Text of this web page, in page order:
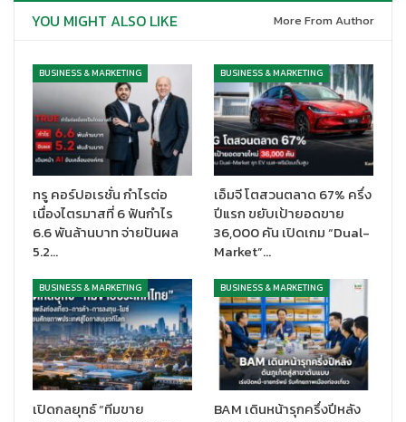
ผลการเจรจาพบว่า ประเทศไทยได้จำนวนงานที่มีศักยภาพหรือความ
กลุ่ม จำนวนนักเดินทาง 21,561 คน และงานประชุมนานาชาติจำนวน 11
งาน จำนวนนักเดินทาง 39,580 คน ประมาณการรายได้เข้าประเทศ
4,035.30 ล้านบาท
“จำนวนนัดหมายและงานที่คาดว่าจะมาจัดในประเทศไทย สะท้อนถึง
ความสนใจและความเชื่อมั่นของนานาชาติที่มีต่อประเทศไทยในฐานะ
ตัวเลือกระดับแถวหน้าสำหรับการจัดงานไมซ์”
ทีเส็บ ยังได้เปิดตัวแคมเปญใหม่ “Thailand MICE to Meet You
Year 2023” ในงาน IMEX Frankfurt 2023 สู่ตลาดไมซ์ต่างประเทศ ชู
จุดขายนำเสนอความพร้อมไมซ์ไทยที่ได้รับการยกระดับในทุกมิติ เช่น
การขยายเพิ่มช่องทางอำนวยความสะดวกในการเดินทางเข้าเมืองให้
กับนักเดินทางไมซ์นานาชาติ ณ สนามบินดอนเมือง การเพิ่มจำนวน
สถานที่จัดงานที่ได้รับมาตรฐานการจัดงานอย่างยั่งยืน รวมถึงผู้
ประกอบการด้านเทคโนโลยีเพื่อเพิ่มประสิทธิภาพในการจัดงาน ตลอด
จนการพัฒนายกระดับโครงสร้างพื้นฐานและสิ่งอำนวยความสะดวก
ของเมืองไมซ์ พร้อมกันนี้ ได้เปิดตัวประเทศไทยเตรียมพร้อมการจัด
YOU MIGHT ALSO LIKE More From Author
BUSINESS & MARKETING
ทรู คอร์ปอเรชั่น กำไรต่อ
เนื่องไตรมาสที่ 6 ฟันกำไร
6.6 พันล้านบาท จ่ายปันผล
5.2…
BUSINESS & MARKETING
เอ็มจี โตสวนตลาด 67% ครึ่ง
ปีแรก ขยับเป้ายอดขาย
36,000 คัน เปิดเกม “Dual-
Market”…
BUSINESS & MARKETING
เปิดกลยุทธ์ “ทีมขาย
BUSINESS & MARKETING
BAM เดินหน้ารุกครึ่งปีหลัง